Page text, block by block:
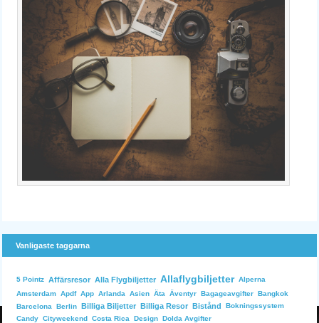
Vanligaste taggarna
5 Pointz Affärsresor Alla Flygbiljetter Allaflygbiljetter Alperna
Amsterdam Apdf App Arlanda Asien Äta Äventyr Bagageavgifter Bangkok
Barcelona
Berlin Billiga Biljetter Billiga Resor Bistånd
Bokningssystem
Candy Cityweekend Costa Rica Design Dolda Avgifter